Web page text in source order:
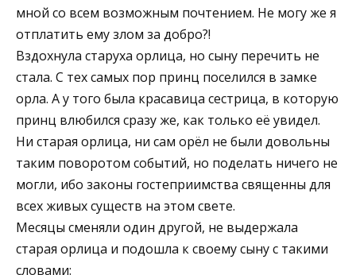
мной со всем возможным почтением. Не могу же я
отплатить ему злом за добро?!
Вздохнула старуха орлица, но сыну перечить не
стала. С тех самых пор принц поселился в замке
орла. А у того была красавица сестрица, в которую
принц влюбился сразу же, как только её увидел.
Ни старая орлица, ни сам орёл не были довольны
таким поворотом событий, но поделать ничего не
могли, ибо законы гостеприимства священны для
всех живых существ на этом свете.
Месяцы сменяли один другой, не выдержала
старая орлица и подошла к своему сыну с такими
словами: